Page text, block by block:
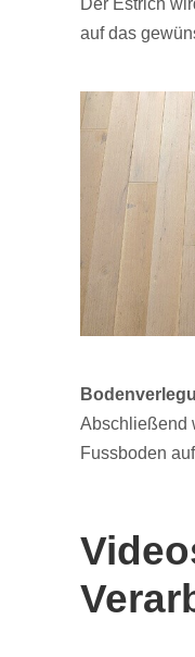
auf das
Abschließend
Fussboden